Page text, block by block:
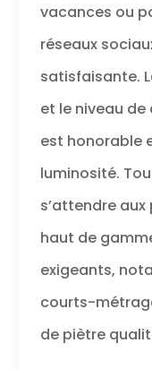
vacances ou
réseaux
satisfaisante.
et le niveau
est honorable
luminosité.
s’attendre
haut de
exigeants,
courts-
de piètre